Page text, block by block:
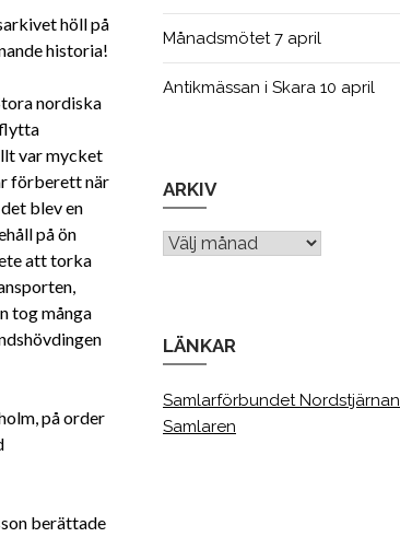
höll på
historia!
nordiska
var mycket
förberett när
blev en
på ön
att torka
tog många
på order
berättade
Månadsmötet 7 april
Antikmässan i Skara 10 april
ARKIV
Arkiv
LÄNKAR
Samlarförbundet Nordstjärnan
Samlaren